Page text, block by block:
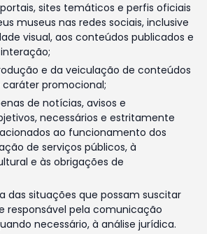
sites temáticos e perfis oficiais
museus nas redes sociais, inclusive
visual, aos conteúdos publicados e
e da veiculação de conteúdos
promocional;
de notícias, avisos e
necessários e estritamente
ao funcionamento dos
de serviços públicos, à
e às obrigações de
das situações que possam suscitar
responsável pela comunicação
necessário, à análise jurídica.